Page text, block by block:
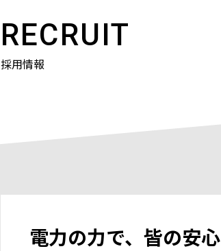
RECRUIT
採用情報
電力の力で、皆の安